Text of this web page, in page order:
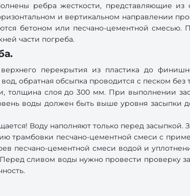
ребра жесткости, представляющие
и вертикальном направлении
бетоном или песчано-цементной смесью.
части погреба.
перекрытия из пластика до
обратная обсыпка проводится с песком
толщина слоя до 300 мм. При выполнении
воды должен быть выше уровня
Воду наполняют только перед
трамбовки песчано-цементной смеси с
песчано-цементной смеси водой и
сливом воды нужно провести проверку